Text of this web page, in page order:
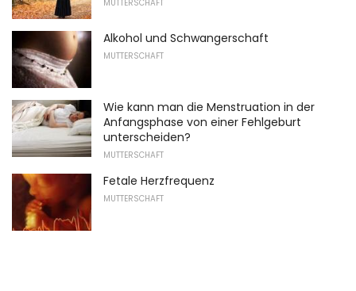
MUTTERSCHAFT
Alkohol und Schwangerschaft
MUTTERSCHAFT
Wie kann man die Menstruation in der
Anfangsphase von einer Fehlgeburt
unterscheiden?
MUTTERSCHAFT
Fetale Herzfrequenz
MUTTERSCHAFT